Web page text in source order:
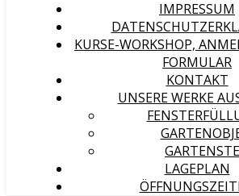
IMPRESSUM
KURSE-WORKSHOP,
FORMULAR
KONTAKT
UNSERE WERKE
LAGEPLAN